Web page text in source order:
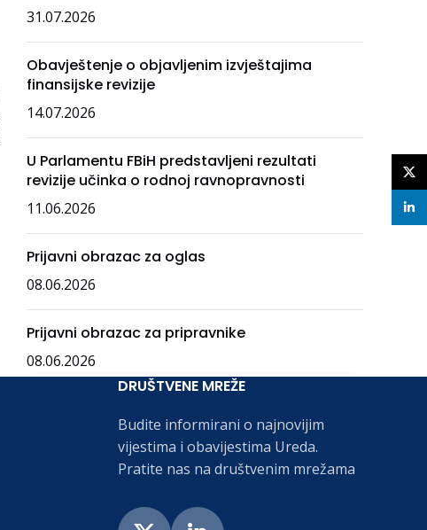
31.07.2026
Obavještenje o objavljenim izvještajima
finansijske revizije
14.07.2026
U Parlamentu FBiH predstavljeni rezultati
revizije učinka o rodnoj ravnopravnosti
11.06.2026
Prijavni obrazac za oglas
08.06.2026
Prijavni obrazac za pripravnike
08.06.2026
DRUŠTVENE MREŽE
Budite informirani o najnovijim
vijestima i obavijestima Ureda.
Pratite nas na društvenim mrežama